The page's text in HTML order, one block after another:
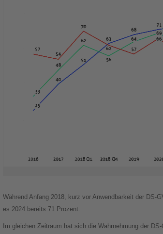
Während Anfang 2018, kurz vor Anwendbarkeit der DS-
es 2024 bereits 71 Prozent.
Im gleichen Zeitraum hat sich die Wahrnehmung der